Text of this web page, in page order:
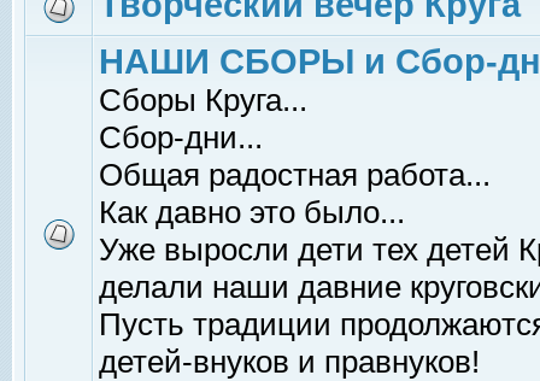
НАШИ СБОРЫ и Сбор-
Сборы Круга...
Сбор-дни...
Общая радостная работа...
Как давно это было...
Уже выросли дети тех детей
делали наши давние
Пусть традиции
детей-внуков и правнуков!